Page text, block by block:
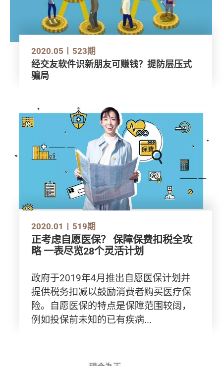
2020.05 523期
经交友软件识新朋友可赚钱？提防层压式
骗局
2020.01 519期
正考虑自愿医保？ 保障保费扣税全攻
略 一表尽览28个灵活计划
政府于2019年4月推出自愿医保计划并
提供税务扣减以鼓励消费者购买医疗保
险。自愿医保的特点是保障范围较阔，
例如投保前未知的已有疾病...